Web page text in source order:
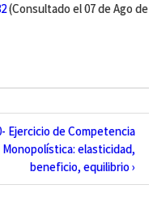
(Consultado el 07 de Ago de
Ejercicio de Competencia
Monopolística: elasticidad,
beneficio, equilibrio ›